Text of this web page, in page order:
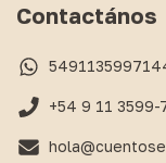
Contactános
+54 9 11 3599-